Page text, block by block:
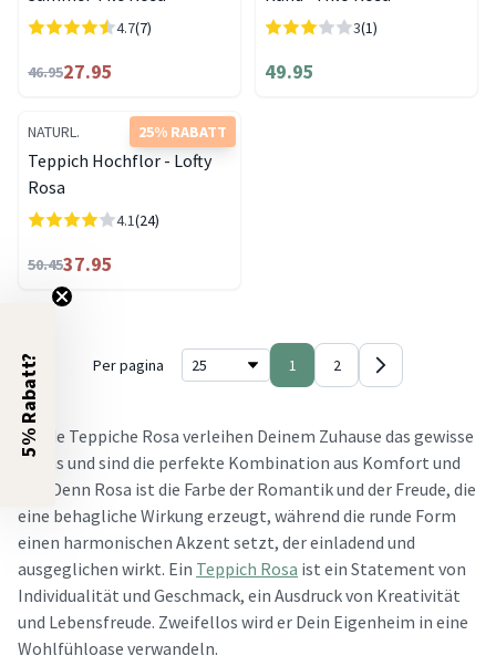
4.7(7)
46.9527.95
3(1)
49.95
25% RABATT
NATURL.
Teppich Hochflor - Lofty
Rosa
4.1(24)
50.4537.95
Per pagina 1 2
Runde Teppiche Rosa verleihen Deinem Zuhause das gewisse
Etwas und sind die perfekte Kombination aus Komfort und
Stil. Denn Rosa ist die Farbe der Romantik und der Freude, die
eine behagliche Wirkung erzeugt, während die runde Form
einen harmonischen Akzent setzt, der einladend und
ausgeglichen wirkt. Ein Teppich Rosa ist ein Statement von
Individualität und Geschmack, ein Ausdruck von Kreativität
und Lebensfreude. Zweifellos wird er Dein Eigenheim in eine
Wohlfühloase verwandeln.
5% Rabatt?